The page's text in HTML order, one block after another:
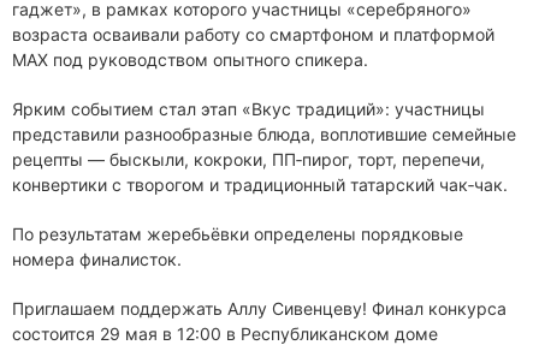
гаджет», в рамках которого участницы «серебряного»
возраста осваивали работу со смартфоном и платформой
МАХ под руководством опытного спикера.
Ярким событием стал этап «Вкус традиций»: участницы
представили разнообразные блюда, воплотившие семейные
рецепты — быскыли, кокроки, ПП‑пирог, торт, перепечи,
конвертики с творогом и традиционный татарский чак‑чак.
По результатам жеребьёвки определены порядковые
номера финалисток.
Приглашаем поддержать Аллу Сивенцеву! Финал конкурса
состоится 29 мая в 12:00 в Республиканском доме